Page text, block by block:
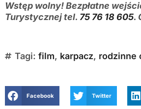
Wstęp wolny! Bezpłatne
Turystycznej tel. 75 76 18 605.
Tagi: film, karpacz, rodzinne
Facebook Twitter